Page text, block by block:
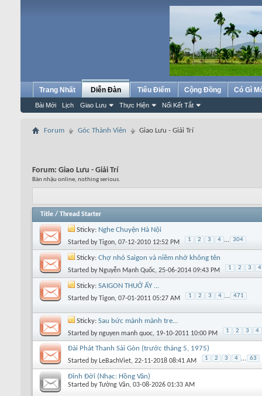
Trang Nhất Diễn Đàn
Bài Mới Lịch Giao Lưu Thực Hiện Nối Kết Tắt
Tiêu Điểm Cộng Đồng Có Gì
Forum Góc Thành Viên Giao Lưu - Giải Trí
Forum: Giao Lưu - Giải Trí
Bàn nhậu online, nothing serious.
Title / Thread Starter
Sticky: Nghe Chuyện Hà Nội
Started byTigon, 07-12-2010 12:52 PM 1 2 3 4 ... 304
Sticky: Chợ nhỏ Saigon và niềm nhớ không tên
Started by Nguyễn Mạnh Quốc, 25-06-2014 09:43 PM 1 2 3 4
Sticky: SAIGON THUỞ ẤY ...
Started byTigon, 07-01-2011 05:27 AM 1 2 3 4 ... 471
Sticky: Sau bức mành mành tre...
Started bynguyen manh quoc, 19-10-2011 10:00 PM 1 2 3 4
Đài Phát Thanh Sài Gòn (trước tháng 5, 1975)
Started by LeBachViet, 22-11-2018 08:41 AM 1 2 3 4 ... 63
Đỉnh Đời (Nhạc: Hồng Vân)
Started by Tường Vân, 03-08-2026 01:33 AM